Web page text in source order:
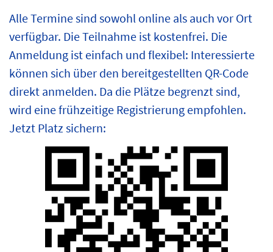
Alle Termine sind sowohl online als auch vor Ort
verfügbar. Die Teilnahme ist kostenfrei. Die
Anmeldung ist einfach und flexibel: Interessierte
können sich über den bereitgestellten QR-Code
direkt anmelden. Da die Plätze begrenzt sind,
wird eine frühzeitige Registrierung empfohlen.
Jetzt Platz sichern: